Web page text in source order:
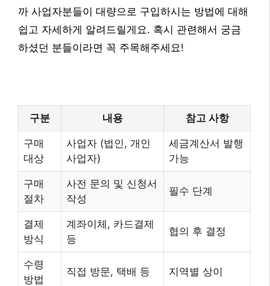
까 사업자분들이 대량으로 구입하시는 방법에 대해
쉽고 자세하게 알려드릴게요. 혹시 관련해서 궁금
하셨던 분들이라면 꼭 주목해주세요!
구분 내용 참고 사항
구매
대상
사업자 (법인, 개인
사업자)
세금계산서 발행
가능
구매
절차
사전 문의 및 신청서
작성
필수 단계
결제
방식
계좌이체, 카드결제
등
협의 후 결정
수령
방법
직접 방문, 택배 등 지역별 상이